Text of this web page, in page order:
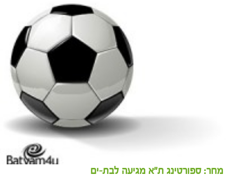
מחר: ספורטינג ת"א מגיעה לבת-ים